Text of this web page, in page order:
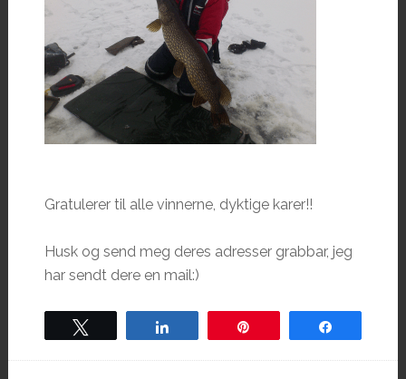
Gratulerer til alle vinnerne, dyktige karer!!
Husk og send meg deres adresser grabbar, jeg
har sendt dere en mail:)